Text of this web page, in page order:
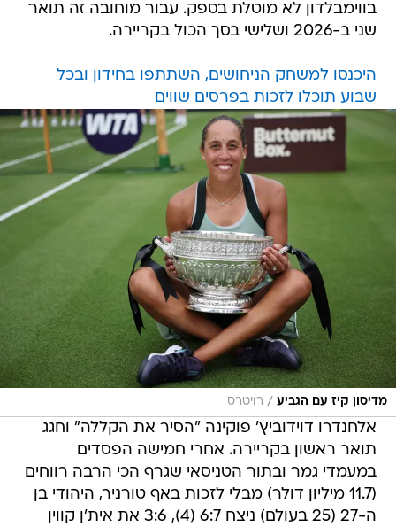
בווימבלדון לא מוטלת בספק. עבור מוחובה זה תואר
שני ב-2026 ושלישי בסך הכול בקריירה.
היכנסו למשחק הניחושים, השתתפו בחידון ובכל
שבוע תוכלו לזכות בפרסים שווים
מדיסון קיז עם הגביע / רויטרס
אלחנדרו דוידוביץ' פוקינה "הסיר את הקללה" וחגג
תואר ראשון בקריירה. אחרי חמישה הפסדים
במעמדי גמר ובתור הטניסאי שגרף הכי הרבה רווחים
(11.7 מיליון דולר) מבלי לזכות באף טורניר, היהודי בן
ה-27 (25 בעולם) ניצח 6:7 (4), 3:6 את אית'ן קווין